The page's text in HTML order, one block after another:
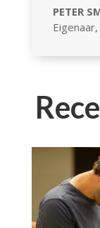
PETER
Eigenaar,